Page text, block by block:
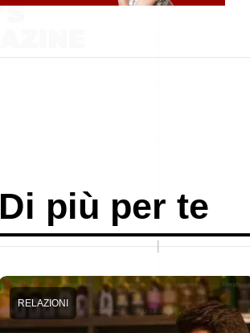
Di più per te
RELAZIONI